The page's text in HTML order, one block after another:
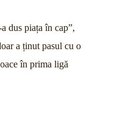
dus piața în cap”,
a ținut pasul cu o
în prima ligă